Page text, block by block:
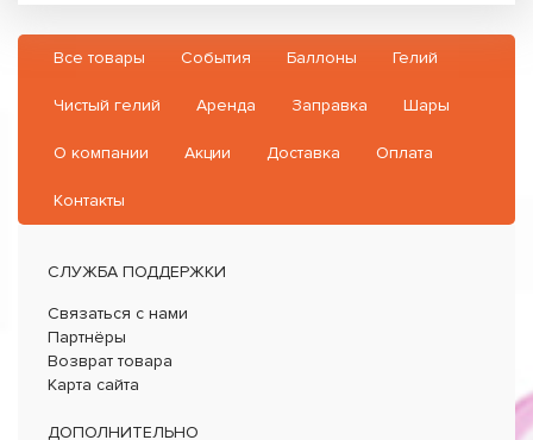
Все товары События Баллоны Гелий
Чистый гелий Аренда Заправка Шары
О компании Акции Доставка Оплата
Контакты
СЛУЖБА ПОДДЕРЖКИ
Связаться с нами
Партнёры
Возврат товара
Карта сайта
ДОПОЛНИТЕЛЬНО